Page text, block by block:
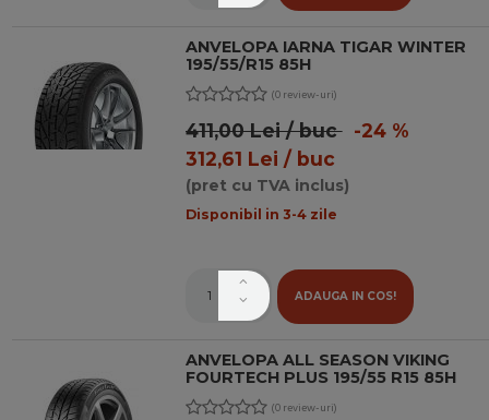
ANVELOPA IARNA TIGAR WINTER
195/55/R15 85H
(0 review-uri)
411,00 Lei / buc-24 %
312,61 Lei / buc
(pret cu TVA inclus)
Disponibil in 3-4 zile
ADAUGA IN COS!
ANVELOPA ALL SEASON VIKING
FOURTECH PLUS 195/55 R15 85H
(0 review-uri)